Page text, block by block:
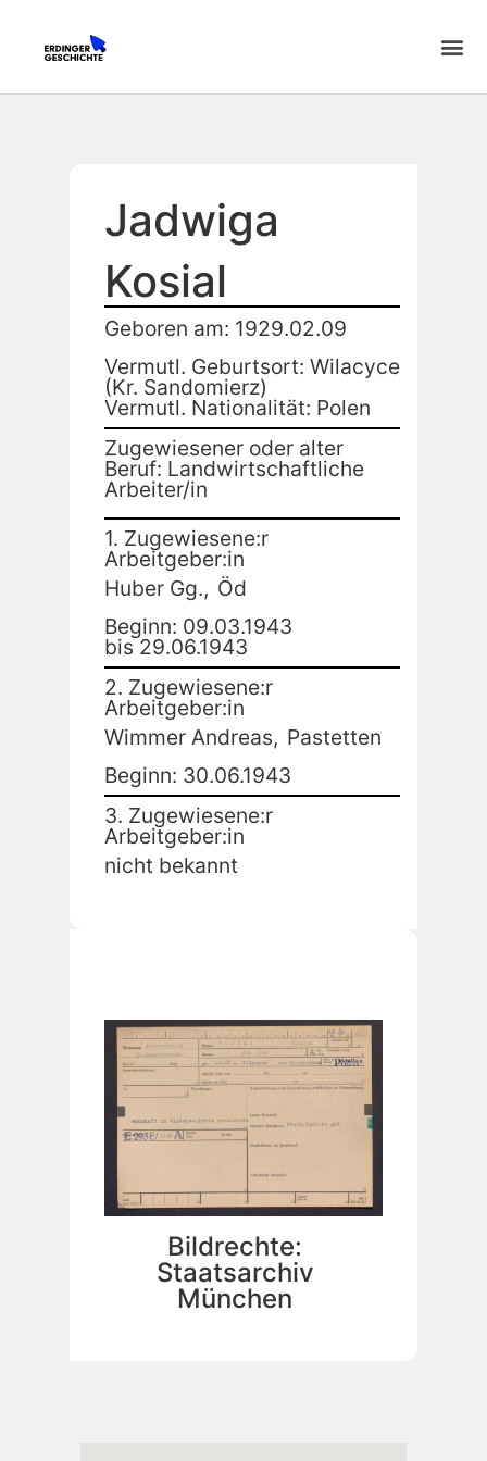
Jadwiga
Kosial
Geboren am: 1929.02.09
Vermutl. Geburtsort: Wilacyce
(Kr. Sandomierz)
Vermutl. Nationalität: Polen
Zugewiesener oder alter
Beruf: Landwirtschaftliche
Arbeiter/in
1. Zugewiesene:r
Arbeitgeber:in
Huber Gg., Öd
Beginn: 09.03.1943
bis 29.06.1943
2. Zugewiesene:r
Arbeitgeber:in
Wimmer Andreas, Pastetten
Beginn: 30.06.1943
3. Zugewiesene:r
Arbeitgeber:in
nicht bekannt
Bildrechte:
Staatsarchiv
München